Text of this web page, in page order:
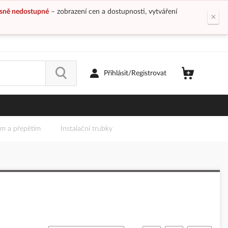
nedostupné– zobrazení cen a dostupnosti, vytváření
×
Přihlásit/Registrovat
a přepětím Instalační trubky